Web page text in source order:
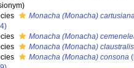
Monacha (Monacha)
Monacha (Monacha)
Monacha (Monacha) claustralis
Monacha (Monacha) consona